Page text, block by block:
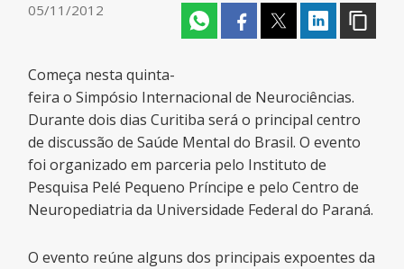
05/11/2012
Começa nesta quinta-
feira o Simpósio Internacional de Neurociências.
Durante dois dias Curitiba será o principal centro
de discussão de Saúde Mental do Brasil. O evento
foi organizado em parceria pelo Instituto de
Pesquisa Pelé Pequeno Príncipe e pelo Centro de
Neuropediatria da Universidade Federal do Paraná.
O evento reúne alguns dos principais expoentes da